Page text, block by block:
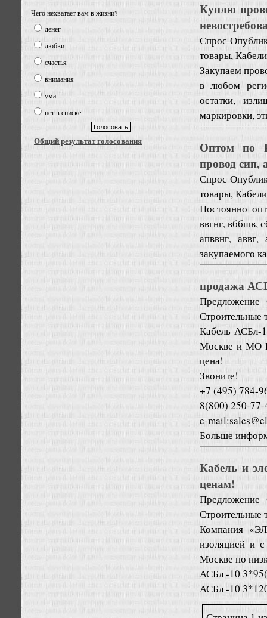
Чего нехватает вам в жизни?
денег
любви
счастья
внимания
ума
нет в списке
Общий результат голосования
Куплю
Спрос
товары, Кабели
Закупаем
в любом
остатки,
маркировки,
Оптом по
провод сип,
Спрос
товары, Кабели
Постоянно
ввгнг, вббшв,
апввнг,
закупаемого
продажа
Предложение
Строительные
Кабель АСБл-
Москве и МО
цена!
Звоните!
+7 (495) 784-
8(800) 250-77-
e-
Больше
Кабель и
ценам!
Предложение
Строительные
Компания
изоляцией и
Москве по
АСБл -10
АСБл -10